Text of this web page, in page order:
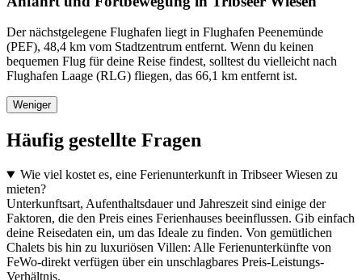
Der nächstgelegene Flughafen liegt in Flughafen Peenemünde
(PEF), 48,4 km vom Stadtzentrum entfernt. Wenn du keinen
bequemen Flug für deine Reise findest, solltest du vielleicht nach
Flughafen Laage (RLG) fliegen, das 66,1 km entfernt ist.
Weniger
Häufig gestellte Fragen
Wie viel kostet es, eine Ferienunterkunft in Tribseer Wiesen zu
mieten?
Unterkunftsart, Aufenthaltsdauer und Jahreszeit sind einige der
Faktoren, die den Preis eines Ferienhauses beeinflussen. Gib einfach
deine Reisedaten ein, um das Ideale zu finden. Von gemütlichen
Chalets bis hin zu luxuriösen Villen: Alle Ferienunterkünfte von
FeWo-direkt verfügen über ein unschlagbares Preis-Leistungs-
Verhältnis.